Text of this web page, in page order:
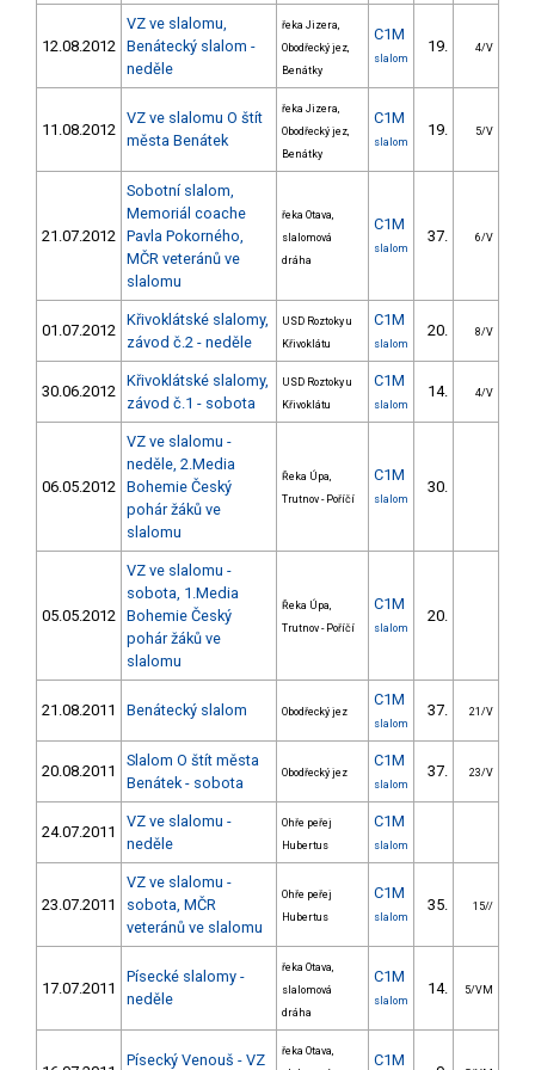
12.08.2012
VZ ve slalomu,
Benátecký slalom -
neděle
řeka Jizera,
Obodřecký jez,
Benátky
C1M
slalom
19. 4/V
11.08.2012
VZ ve slalomu O štít
města Benátek
řeka Jizera,
Obodřecký jez,
Benátky
C1M
slalom
19. 5/V
21.07.2012
Sobotní slalom,
Memoriál coache
Pavla Pokorného,
MČR veteránů ve
slalomu
řeka Otava,
slalomová
dráha
C1M
slalom
37. 6/V
01.07.2012
Křivoklátské slalomy,
závod č.2 - neděle
USD Roztoky u
Křivoklátu
C1M
slalom
20. 8/V
30.06.2012
Křivoklátské slalomy,
závod č.1 - sobota
USD Roztoky u
Křivoklátu
C1M
slalom
14. 4/V
06.05.2012
VZ ve slalomu -
neděle, 2.Media
Bohemie Český
pohár žáků ve
slalomu
Řeka Úpa,
Trutnov - Poříčí
C1M
slalom
30.
05.05.2012
VZ ve slalomu -
sobota, 1.Media
Bohemie Český
pohár žáků ve
slalomu
Řeka Úpa,
Trutnov - Poříčí
C1M
slalom
20.
21.08.2011 Benátecký slalom Obodřecký jez
C1M
slalom
37. 21/V
20.08.2011
Slalom O štít města
Benátek - sobota
Obodřecký jez
C1M
slalom
37. 23/V
24.07.2011
VZ ve slalomu -
neděle
Ohře peřej
Hubertus
C1M
slalom
23.07.2011
VZ ve slalomu -
sobota, MČR
veteránů ve slalomu
Ohře peřej
Hubertus
C1M
slalom
35. 15//
17.07.2011
Písecké slalomy -
neděle
řeka Otava,
slalomová
dráha
C1M
slalom
14. 5/VM
Písecký Venouš - VZ
řeka Otava,
C1M